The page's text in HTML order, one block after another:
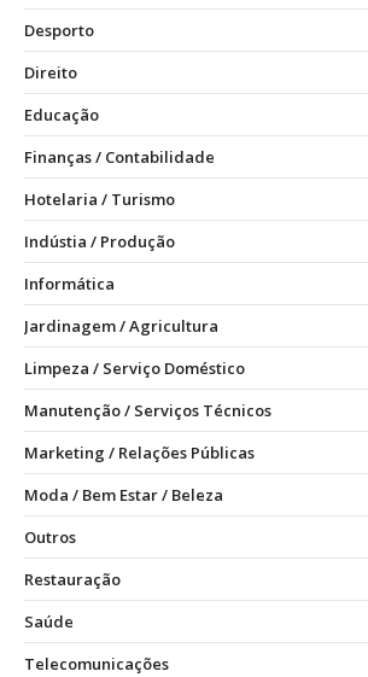
Desporto
Direito
Educação
Finanças / Contabilidade
Hotelaria / Turismo
Indústia / Produção
Informática
Jardinagem / Agricultura
Limpeza / Serviço Doméstico
Manutenção / Serviços Técnicos
Marketing / Relações Públicas
Moda / Bem Estar / Beleza
Outros
Restauração
Saúde
Telecomunicações